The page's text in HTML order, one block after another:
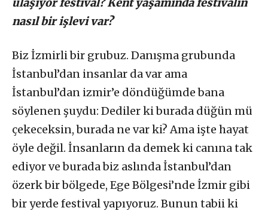
ulaşıyor festival? Kent yaşamında festivalin
nasıl bir işlevi var?
Biz İzmirli bir grubuz. Danışma grubunda
İstanbul’dan insanlar da var ama
İstanbul’dan izmir’e döndüğümde bana
söylenen şuydu: Dediler ki burada düğün mü
çekeceksin, burada ne var ki? Ama işte hayat
öyle değil. İnsanların da demek ki canına tak
ediyor ve burada biz aslında İstanbul’dan
özerk bir bölgede, Ege Bölgesi’nde İzmir gibi
bir yerde festival yapıyoruz. Bunun tabii ki